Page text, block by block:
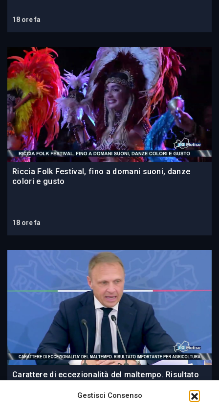
Gestisci Consenso
18 ore fa
Riccia Folk Festival, fino a domani suoni, danze
colori e gusto
18 ore fa
Carattere di eccezionalità del maltempo. Risultato